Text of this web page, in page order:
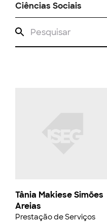
Ciências Sociais
Tânia Makiese Simões
Areias
Prestação de Serviços